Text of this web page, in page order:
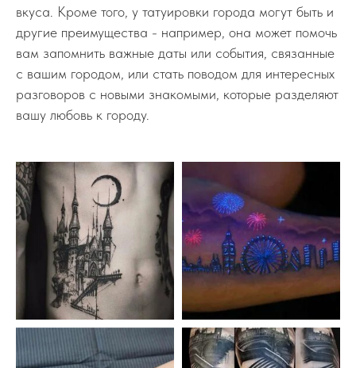
вкуса. Кроме того, у татуировки города могут быть и
другие преимущества - например, она может помочь
вам запомнить важные даты или события, связанные
с вашим городом, или стать поводом для интересных
разговоров с новыми знакомыми, которые разделяют
вашу любовь к городу.